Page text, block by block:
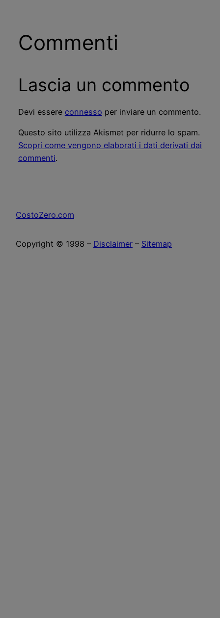
Commenti
Lascia un commento
Devi essere connesso per inviare un commento.
Questo sito utilizza Akismet per ridurre lo spam.
Scopri come vengono elaborati i dati derivati dai
commenti.
CostoZero.com
Copyright © 1998 – Disclaimer – Sitemap